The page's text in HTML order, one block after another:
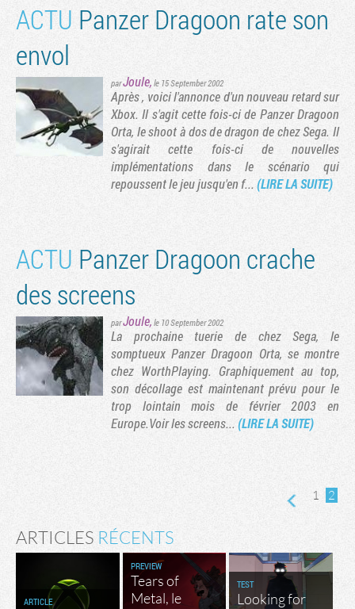
ACTU Panzer Dragoon rate son
envol
parJoule, le 15 September 2002
Après , voici l'annonce d'un nouveau retard sur
Xbox. Il s'agit cette fois-ci de Panzer Dragoon
Orta, le shoot à dos de dragon de chez Sega. Il
s'agirait cette fois-ci de nouvelles
implémentations dans le scénario qui
repoussent le jeu jusqu'en f...(LIRE LA SUITE)
ACTU Panzer Dragoon crache
des screens
parJoule, le 10 September 2002
La prochaine tuerie de chez Sega, le
somptueux Panzer Dragoon Orta, se montre
chez WorthPlaying. Graphiquement au top,
son décollage est maintenant prévu pour le
trop lointain mois de février 2003 en
Europe.Voir les screens...(LIRE LA SUITE)
1 2
ARTICLES RÉCENTS
ARTICLE
PREVIEW
Tears of
Metal, le
TEST
Looking for
Tribune